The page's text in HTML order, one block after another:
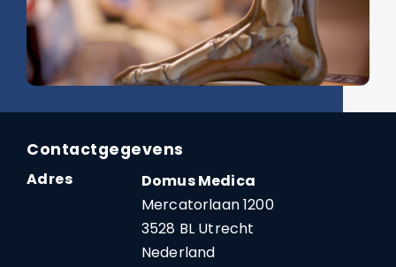
Contactgegevens
Adres
Domus Medica
Mercatorlaan 1200
3528 BL Utrecht
Nederland